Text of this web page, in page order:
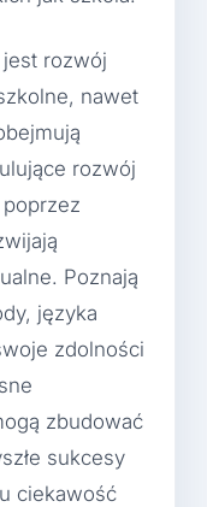
rozwój
nawet
rozwój
Poznają
języka
zdolności
zbudować
sukcesy
ciekawość